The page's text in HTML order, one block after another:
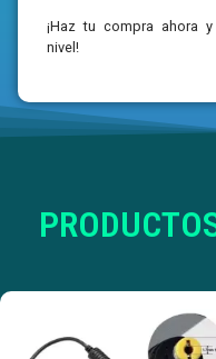
¡Haz tu compra ahora
nivel!